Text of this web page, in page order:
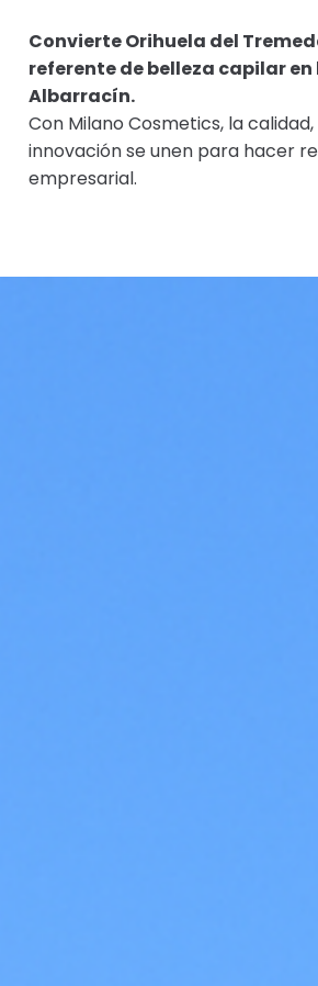
Convierte Orihuela del
referente de belleza capilar en
Albarracín.
Con Milano Cosmetics, la
innovación se unen para hacer
empresarial.